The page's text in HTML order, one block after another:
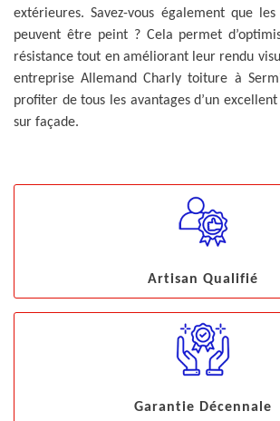
extérieures. Savez-vous également que
peuvent être peint ? Cela permet
résistance tout en améliorant leur rendu
entreprise Allemand Charly toiture à
profiter de tous les avantages d’un
sur façade.
Artisan Qualifié
Garantie Décennale